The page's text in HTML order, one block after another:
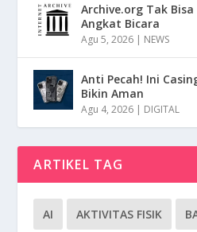
Archive.org Tak
Angkat Bicara
Agu 5, 2026 | NEWS
Anti Pecah! Ini
Bikin Aman
Agu 4, 2026 | DIGITAL
ARTIKEL TAG
AI AKTIVITAS FISIK